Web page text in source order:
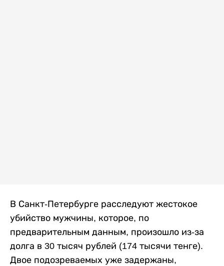
В Санкт-Петербурге расследуют жестокое
убийство мужчины, которое, по
предварительным данным, произошло из-за
долга в 30 тысяч рублей (174 тысячи тенге).
Двое подозреваемых уже задержаны,